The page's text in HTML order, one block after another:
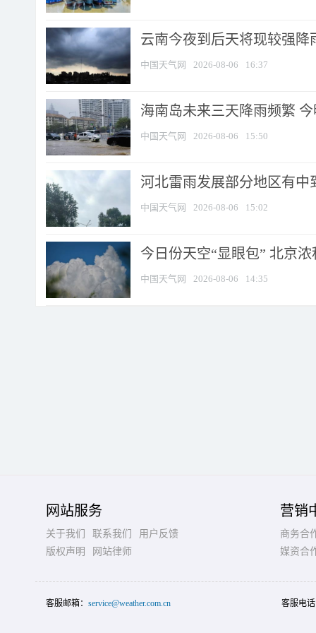
云南今夜到后天将现较强降
中国天气网 2026-08-06 16:37
海南岛未来三天降雨频繁
中国天气网 2026-08-06 15:50
河北雷雨发展部分地区有中
中国天气网 2026-08-06 15:02
今日份天空“显眼包” 北京
中国天气网 2026-08-06 14:35
网站服务
关于我们 联系我们
用户反馈
版权声明
网站律师
营销
商务合
媒资合
客服邮箱： service@weather.com.cn 客服电